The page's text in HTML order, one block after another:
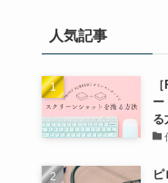
人気記事
ー
る